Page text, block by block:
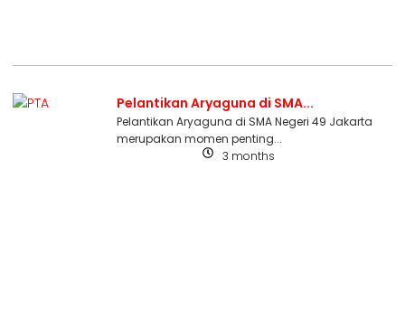
Pelantikan Aryaguna di SMA...
Pelantikan Aryaguna di SMA Negeri 49 Jakarta
merupakan momen penting...
3 months